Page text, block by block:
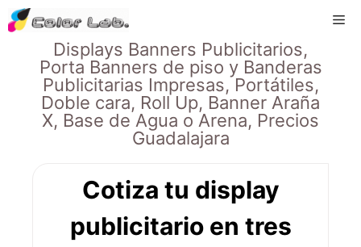
Skip
to
Displays Banners Publicitarios,
Porta Banners de piso y Banderas
Publicitarias Impresas, Portátiles,
Doble cara, Roll Up, Banner Araña
X, Base de Agua o Arena, Precios
Guadalajara
Cotiza tu display
publicitario en tres